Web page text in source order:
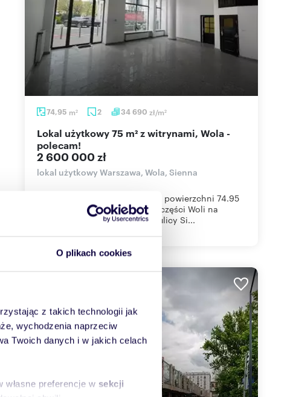
O plikach cookies
z takich technologii jak
wychodzenia naprzeciw
Twoich danych i w jakich celach
preferencje w sekcji
74,95 m2 2 34 690 zł/m2
Lokal użytkowy 75 m² z witrynami, Wola -
polecam!
2 600 000 zł
lokal użytkowy Warszawa, Wola, Sienna
Do sprzedaży lokal użytkowy o powierzchni 74.95
mkw , położony w atrakcyjnej części Woli na
pograniczu Śródmieścia przy ulicy Si...